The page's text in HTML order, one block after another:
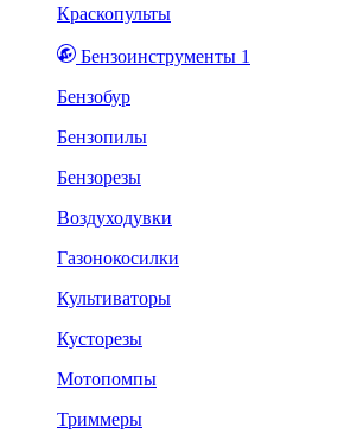
Краскопульты
Бензоинструменты 1
Бензобур
Бензопилы
Бензорезы
Воздуходувки
Газонокосилки
Культиваторы
Кусторезы
Мотопомпы
Триммеры